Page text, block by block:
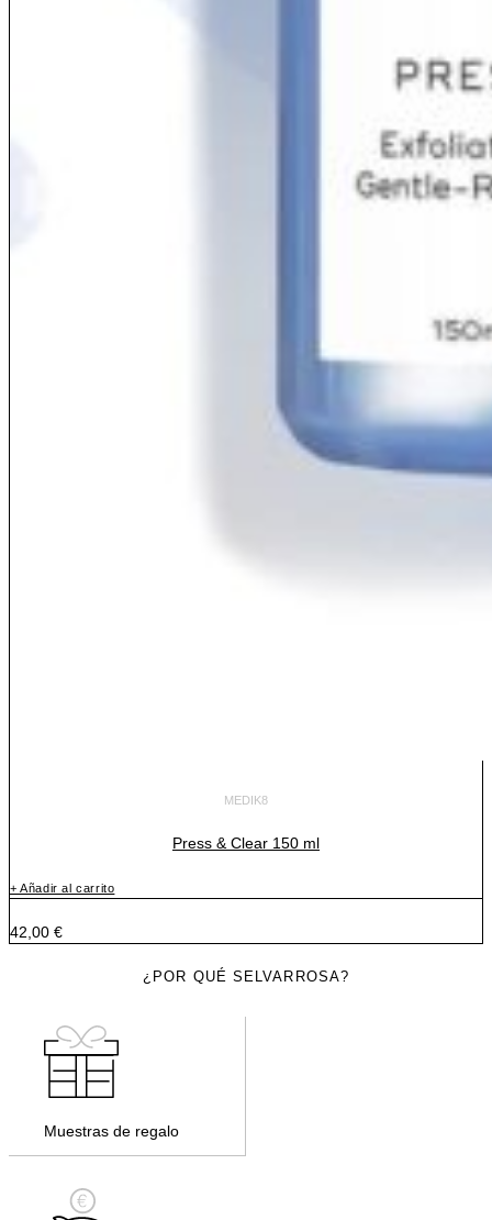
MEDIK8
Press & Clear 150 ml
+ Añadir al carrito
42,00 €
¿POR QUÉ SELVARROSA?
Muestras de regalo